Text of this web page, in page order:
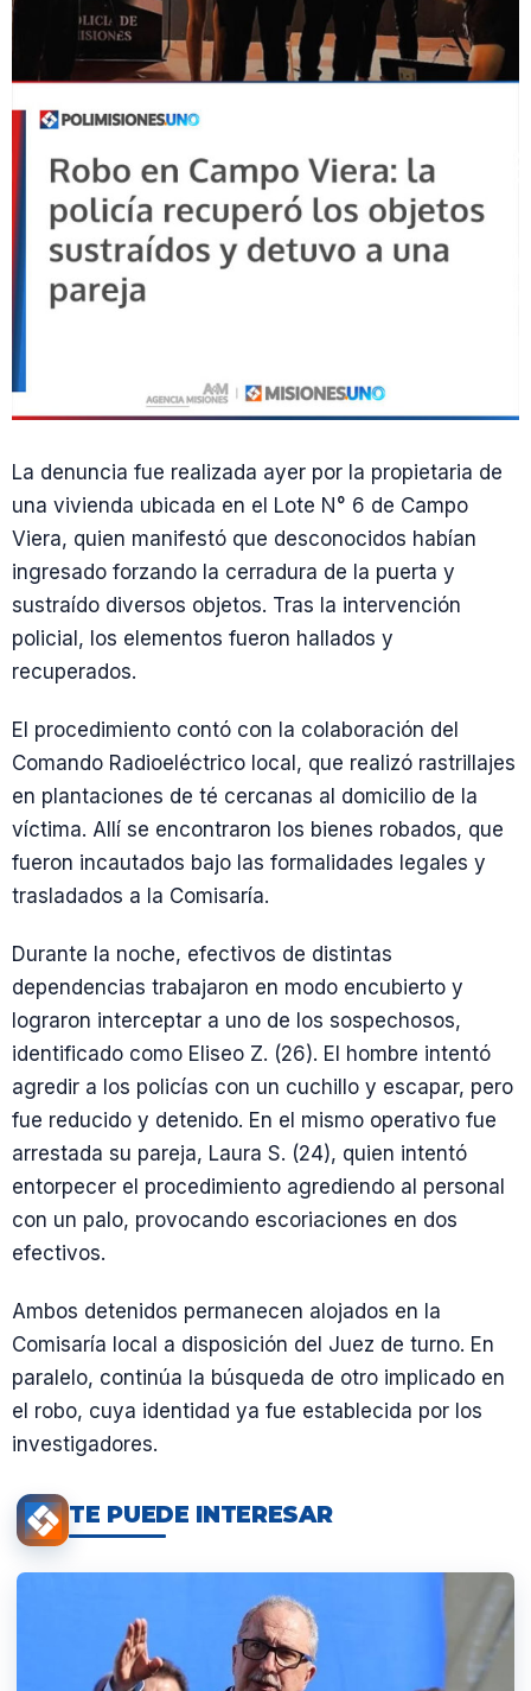
La denuncia fue realizada ayer por la propietaria de
una vivienda ubicada en el Lote N° 6 de Campo
Viera, quien manifestó que desconocidos habían
ingresado forzando la cerradura de la puerta y
sustraído diversos objetos. Tras la intervención
policial, los elementos fueron hallados y
recuperados.
El procedimiento contó con la colaboración del
Comando Radioeléctrico local, que realizó rastrillajes
en plantaciones de té cercanas al domicilio de la
víctima. Allí se encontraron los bienes robados, que
fueron incautados bajo las formalidades legales y
trasladados a la Comisaría.
Durante la noche, efectivos de distintas
dependencias trabajaron en modo encubierto y
lograron interceptar a uno de los sospechosos,
identificado como Eliseo Z. (26). El hombre intentó
agredir a los policías con un cuchillo y escapar, pero
fue reducido y detenido. En el mismo operativo fue
arrestada su pareja, Laura S. (24), quien intentó
entorpecer el procedimiento agrediendo al personal
con un palo, provocando escoriaciones en dos
efectivos.
Ambos detenidos permanecen alojados en la
Comisaría local a disposición del Juez de turno. En
paralelo, continúa la búsqueda de otro implicado en
el robo, cuya identidad ya fue establecida por los
investigadores.
TE PUEDE INTERESAR